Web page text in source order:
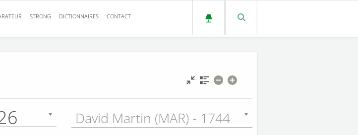
STRONG DICTIONNAIRES CONTACT
David Martin (MAR) - 1744